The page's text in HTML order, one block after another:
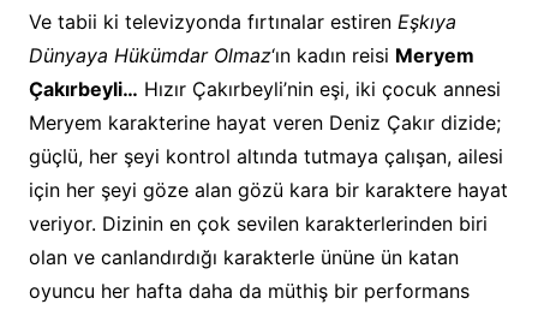
Ve tabii ki televizyonda fırtınalar estiren Eşkıya
Dünyaya Hükümdar Olmaz‘ın kadın reisi Meryem
Çakırbeyli… Hızır Çakırbeyli’nin eşi, iki çocuk annesi
Meryem karakterine hayat veren Deniz Çakır dizide;
güçlü, her şeyi kontrol altında tutmaya çalışan, ailesi
için her şeyi göze alan gözü kara bir karaktere hayat
veriyor. Dizinin en çok sevilen karakterlerinden biri
olan ve canlandırdığı karakterle ününe ün katan
oyuncu her hafta daha da müthiş bir performans